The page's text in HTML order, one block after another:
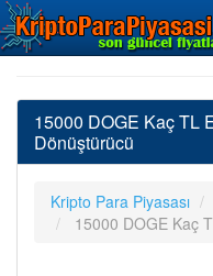
15000 DOGE Kaç TL
Dönüştürücü
Kripto Para Piyasası
15000 DOGE Kaç